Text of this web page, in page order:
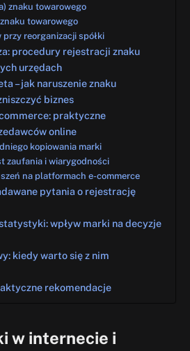
znaku towarowego
towarowego
reorganizacji spółki
procedury rejestracji znaku
urzędach
– jak naruszenie znaku
biznes
praktyczne
online
kopiowania marki
zaufania i wiarygodności
na platformach e-commerce
pytania o rejestrację
wpływ marki na decyzje
kiedy warto się z nim
rekomendacje
w internecie i